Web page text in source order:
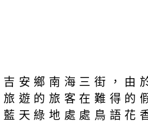
安鄉南海三街，
遊的旅客在難得的
天綠地處處鳥語